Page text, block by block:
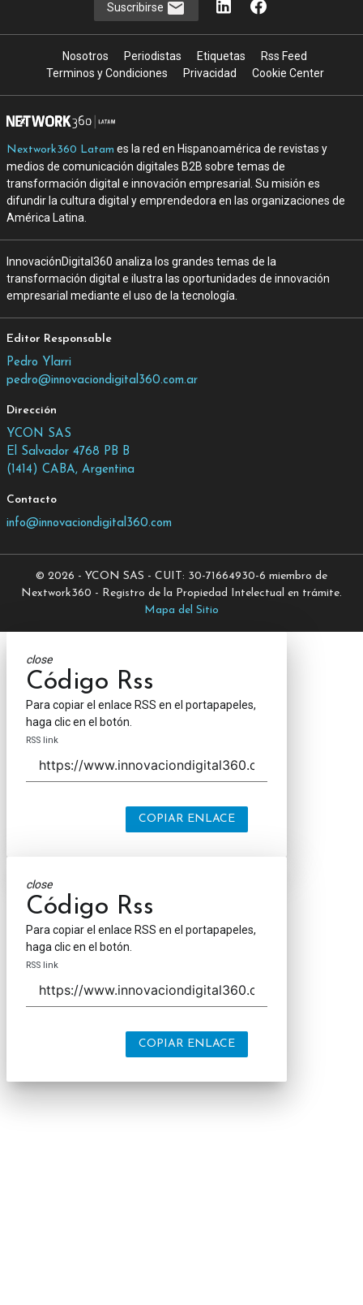
Suscribirse
Nosotros Periodistas Etiquetas
Rss Feed
Terminos y Condiciones
Privacidad Cookie Center
Nextwork360 Latam es la red en Hispanoamérica de revistas y
medios de comunicación digitales B2B sobre temas de
transformación digital e innovación empresarial. Su misión es
difundir la cultura digital y emprendedora en las organizaciones de
América Latina.
InnovaciónDigital360 analiza los grandes temas de la
transformación digital e ilustra las oportunidades de innovación
empresarial mediante el uso de la tecnología.
Editor Responsable
Pedro Ylarri
pedro@innovaciondigital360.com.ar
Dirección
YCON SAS
El Salvador 4768 PB B
(1414) CABA, Argentina
Contacto
info@innovaciondigital360.com
© 2026 - YCON SAS - CUIT: 30-71664930-6 miembro de
Nextwork360 - Registro de la Propiedad Intelectual en trámite.
Mapa del Sitio
close
Código Rss
Para copiar el enlace RSS en el portapapeles,
haga clic en el botón.
RSS link
COPIAR ENLACE
close
Código Rss
Para copiar el enlace RSS en el portapapeles,
haga clic en el botón.
RSS link
COPIAR ENLACE